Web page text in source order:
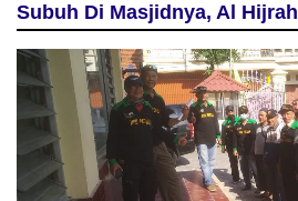
Subuh Di Masjidnya, Al Hijrah